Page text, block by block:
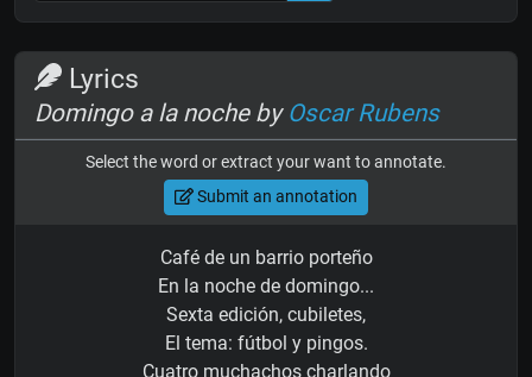
Lyrics
Domingo a la noche by Oscar Rubens
Select the word or extract your want to annotate.
Submit an annotation
Café de un barrio porteño
En la noche de domingo...
Sexta edición, cubiletes,
El tema: fútbol y pingos.
Cuatro muchachos charlando